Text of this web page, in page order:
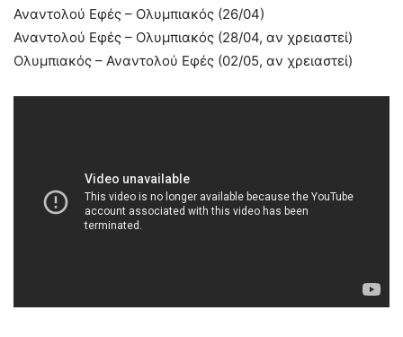
Αναντολού Εφές – Ολυμπιακός (26/04)
Αναντολού Εφές – Ολυμπιακός (28/04, αν χρειαστεί)
Ολυμπιακός – Αναντολού Εφές (02/05, αν χρειαστεί)